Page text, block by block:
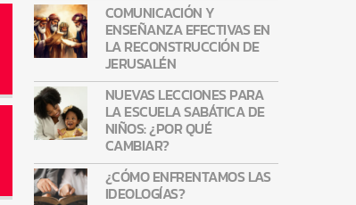
COMUNICACIÓN Y
ENSEÑANZA EFECTIVAS EN
LA RECONSTRUCCIÓN DE
JERUSALÉN
NUEVAS LECCIONES PARA
LA ESCUELA SABÁTICA DE
NIÑOS: ¿POR QUÉ
CAMBIAR?
¿CÓMO ENFRENTAMOS LAS
IDEOLOGÍAS?